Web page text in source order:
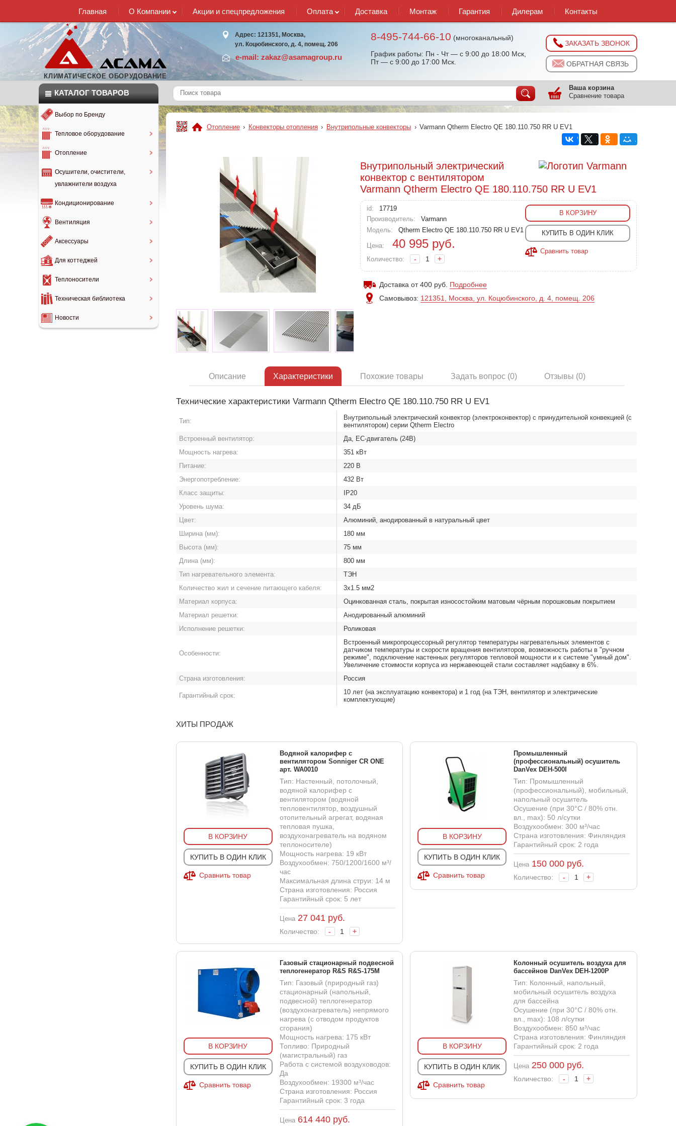
Главная О Компании Акции и спецпредложения Оплата Доставка Монтаж Гарантия Дилерам Контакты
КЛИМАТИЧЕСКОЕ ОБОРУДОВАНИЕ
Адрес: 121351, Москва,
ул. Коцюбинского, д. 4, помещ. 206
e-mail: zakaz@asamagroup.ru
8-495-744-66-10 (многоканальный)
График работы: Пн - Чт — с 9:00 до 18:00 Мск,
Пт — с 9:00 до 17:00 Мск.
ЗАКАЗАТЬ ЗВОНОК
ОБРАТНАЯ СВЯЗЬ
КАТАЛОГ ТОВАРОВ
Ваша корзина
Сравнение товара
Выбор по Бренду
Тепловое оборудование
Отопление
Осушители, очистители,
увлажнители воздуха
Кондиционирование
Вентиляция
Аксессуары
Для коттеджей
Теплоносители
Техническая библиотека
Новости
Отопление › Конвекторы отопления › Внутрипольные конвекторы › Varmann Qtherm Electro QE 180.110.750 RR U EV1
Внутрипольный электрический
конвектор с вентилятором
Varmann Qtherm Electro QE 180.110.750 RR U EV1
id:
17719
Производитель:
Varmann
Модель:
Qtherm Electro QE 180.110.750 RR U EV1
Цена: 40 995 руб.
Количество: - +
В КОРЗИНУ
КУПИТЬ В ОДИН КЛИК
Сравнить товар
Доставка от 400 руб. Подробнее
Самовывоз: 121351, Москва, ул. Коцюбинского, д. 4, помещ. 206
Описание Характеристики Похожие товары Задать вопрос (0) Отзывы (0)
Технические характеристики Varmann Qtherm Electro QE 180.110.750 RR U EV1
Тип:
Внутрипольный электрический конвектор (электроконвектор) с принудительной конвекцией (с
вентилятором) серии Qtherm Electro
Встроенный вентилятор:
Да, EC-двигатель (24В)
Мощность нагрева:
351 кВт
Питание:
220 В
Энергопотребление:
432 Вт
Класс защиты:
IP20
Уровень шума:
34 дБ
Цвет:
Алюминий, анодированный в натуральный цвет
Ширина (мм):
180 мм
Высота (мм):
75 мм
Длина (мм):
800 мм
Тип нагревательного элемента:
ТЭН
Количество жил и сечение питающего кабеля:
3х1.5 мм2
Материал корпуса:
Оцинкованная сталь, покрытая износостойким матовым чёрным порошковым покрытием
Материал решетки:
Анодированный алюминий
Исполнение решетки:
Роликовая
Особенности:
Встроенный микропроцессорный регулятор температуры нагревательных элементов с
датчиком температуры и скорости вращения вентиляторов, возможность работы в "ручном
режиме", подключение настенных регуляторов тепловой мощности и к системе "умный дом".
Увеличение стоимости корпуса из нержавеющей стали составляет надбавку в 6%.
Страна изготовления:
Россия
Гарантийный срок:
10 лет (на эксплуатацию конвектора) и 1 год (на ТЭН, вентилятор и электрические
комплектующие)
ХИТЫ ПРОДАЖ
В КОРЗИНУ
КУПИТЬ В ОДИН КЛИК
Сравнить товар
Водяной калорифер с
вентилятором Sonniger CR ONE
арт. WA0010
Тип: Настенный, потолочный,
водяной калорифер с
вентилятором (водяной
тепловентилятор, воздушный
отопительный агрегат, водяная
тепловая пушка,
воздухонагреватель на водяном
теплоносителе)
Мощность нагрева: 19 кВт
Воздухообмен: 750/1200/1600 м³/
час
Максимальная длина струи: 14 м
Страна изготовления: Россия
Гарантийный срок: 5 лет
Цена 27 041руб.
Количество: - +
В КОРЗИНУ
КУПИТЬ В ОДИН КЛИК
Сравнить товар
Промышленный
(профессиональный) осушитель
DanVex DEH-500I
Тип: Промышленный
(профессиональный), мобильный,
напольный осушитель
Осушение (при 30°С / 80% отн.
вл., max): 50 л/сутки
Воздухообмен: 300 м³/час
Страна изготовления: Финляндия
Гарантийный срок: 2 года
Цена 150 000 руб.
Количество: - +
В КОРЗИНУ
КУПИТЬ В ОДИН КЛИК
Сравнить товар
Газовый стационарный подвесной
теплогенератор R&S R&S-175M
Тип: Газовый (природный газ)
стационарный (напольный,
подвесной) теплогенератор
(воздухонагреватель) непрямого
нагрева (с отводом продуктов
сгорания)
Мощность нагрева: 175 кВт
Топливо: Природный
(магистральный) газ
Работа с системой воздуховодов:
Да
Воздухообмен: 19300 м³/час
Страна изготовления: Россия
Гарантийный срок: 3 года
Цена 614 440руб.
В КОРЗИНУ
КУПИТЬ В ОДИН КЛИК
Сравнить товар
Колонный осушитель воздуха для
бассейнов DanVex DEH-1200P
Тип: Колонный, напольный,
мобильный осушитель воздуха
для бассейна
Осушение (при 30°С / 80% отн.
вл., max): 108 л/сутки
Воздухообмен: 850 м³/час
Страна изготовления: Финляндия
Гарантийный срок: 2 года
Цена 250 000 руб.
Количество: - +